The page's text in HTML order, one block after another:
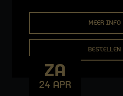
MEER INFO
BESTELLEN
ZA
24 APR